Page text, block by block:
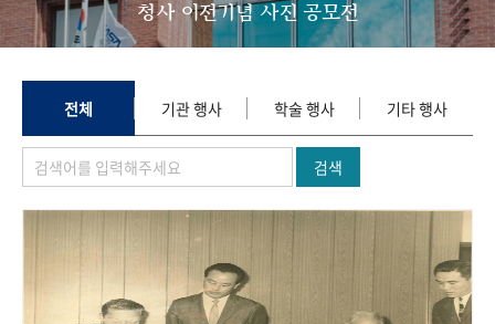
50+1 주년 기념
성과 50선 숫자로 보는 50년
세계와 함께 한 KIHASA
VR 역사관
청사 이전기념 사진 공모전
전체 기관 행사 학술 행사 기타 행사
검색